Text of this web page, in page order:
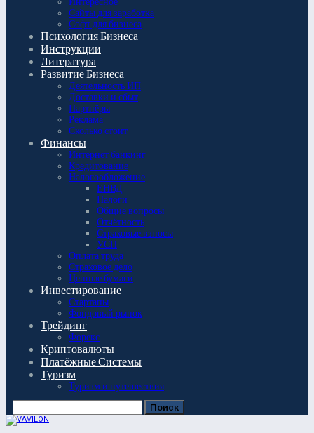
Сайты для заработка
Софт для бизнеса
Психология Бизнеса
Инструкции
Литература
Развитие Бизнеса
Деятельность ИП
Доставки и сбыт
Партнёры
Реклама
Сколько стоит
Финансы
Интернет банкинг
Кредитование
Налогообложение
ЕНВД
Налоги
Общие вопросы
Отчётность
Страховые взносы
УСН
Оплата труда
Страховое дело
Ценные бумаги
Инвестирование
Стартапы
Фондовый рынок
Трейдинг
Форекс
Криптовалюты
Платёжные Системы
Туризм
Туризм и путешествия